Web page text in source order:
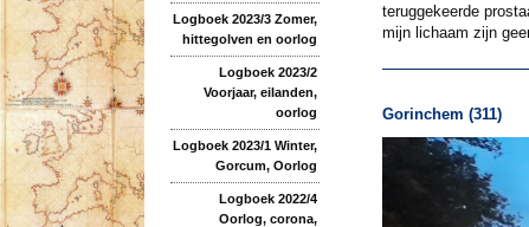
Logboek 2023/3 Zomer,
hittegolven en oorlog
Logboek 2023/2
Voorjaar, eilanden,
oorlog
Logboek 2023/1 Winter,
Gorcum, Oorlog
Logboek 2022/4
Oorlog, corona,
teruggekeerde
mijn lichaam zijn
Gorinchem (311)